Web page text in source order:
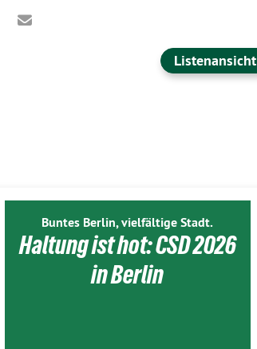
Listenansicht
Buntes Berlin, vielfältige Stadt.
Haltung ist hot: CSD 2026
in Berlin